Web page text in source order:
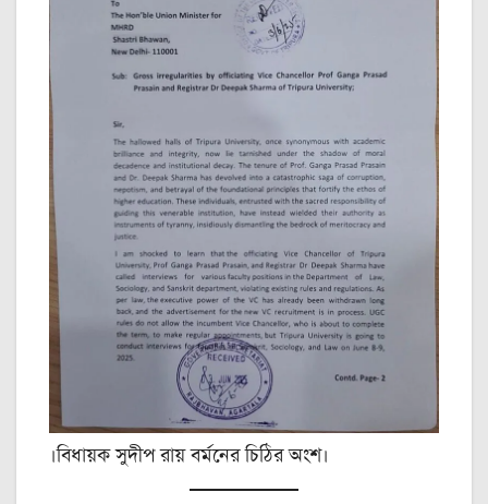
।বিধায়ক সুদীপ রায় বর্মনের চিঠির অংশ।